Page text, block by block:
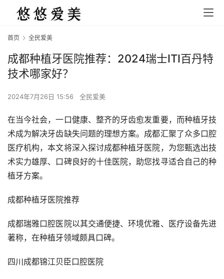
首页 全民爱美
成都种植牙医院推荐：2024瑞士ITI百丹特
技术哪家好？
2024年7月26日 15:56 全民爱美
在当今社会，一口健康、整齐的牙齿愈发重要，而种植牙技
术成为解决牙齿缺失问题的理想方案。成都汇聚了众多口腔
医疗机构，本文将深入探讨成都种植牙医院，为您甄选出技
术实力雄厚、口碑良好的十佳医院，助您找寻适合自己的种
植牙方案。
成都种植牙医院推荐
成都瑞雅口腔医院以其交通便捷、环境优雅、医疗设备先进
著称，在种植牙领域颇具口碑。
四川成都锦江贝臣口腔医院